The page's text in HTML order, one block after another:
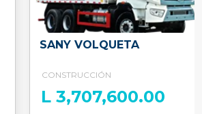
SANY VOLQUETA
CONSTRUCCIÓN
L 3,707,600.00